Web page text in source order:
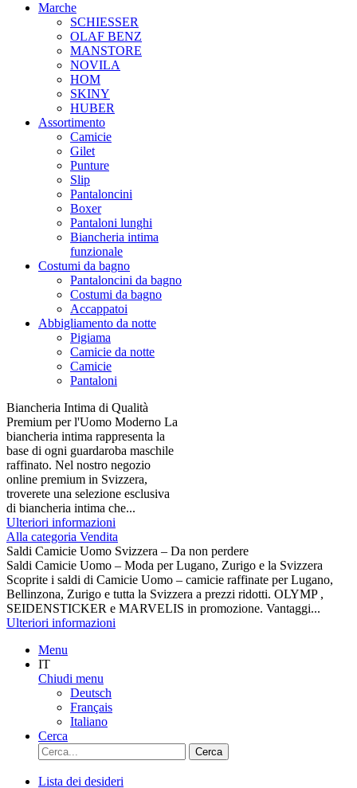
Marche
SCHIESSER
OLAF BENZ
MANSTORE
NOVILA
HOM
SKINY
HUBER
Assortimento
Camicie
Gilet
Punture
Slip
Pantaloncini
Boxer
Pantaloni lunghi
Biancheria intima
funzionale
Costumi da bagno
Pantaloncini da bagno
Costumi da bagno
Accappatoi
Abbigliamento da notte
Pigiama
Camicie da notte
Camicie
Pantaloni
Biancheria Intima di Qualità
Premium per l'Uomo Moderno La
biancheria intima rappresenta la
base di ogni guardaroba maschile
raffinato. Nel nostro negozio
online premium in Svizzera,
troverete una selezione esclusiva
di biancheria intima che...
Ulteriori informazioni
Alla categoria Vendita
Saldi Camicie Uomo Svizzera – Da non perdere
Saldi Camicie Uomo – Moda per Lugano, Zurigo e la Svizzera
Scoprite i saldi di Camicie Uomo – camicie raffinate per Lugano,
Bellinzona, Zurigo e tutta la Svizzera a prezzi ridotti. OLYMP ,
SEIDENSTICKER e MARVELIS in promozione. Vantaggi...
Ulteriori informazioni
Menu
IT
Chiudi menu
Deutsch
Français
Italiano
Cerca
Cerca
Lista dei desideri